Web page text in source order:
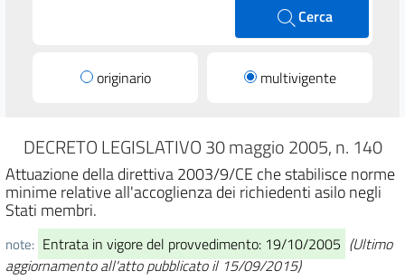
Cerca
originario multivigente
DECRETO LEGISLATIVO 30 maggio 2005, n. 140
Attuazione della direttiva 2003/9/CE che stabilisce norme
minime relative all'accoglienza dei richiedenti asilo negli
Stati membri.
note: Entrata in vigore del provvedimento: 19/10/2005 (Ultimo
aggiornamento all'atto pubblicato il 15/09/2015)